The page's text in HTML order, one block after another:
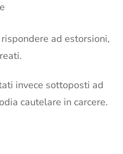
ad estorsioni,
invece sottoposti ad
cautelare in carcere.